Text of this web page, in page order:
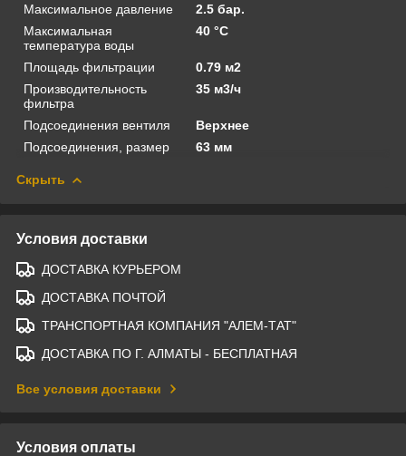
Максимальное давление
2.5 бар.
Максимальная
температура воды
40 °C
Площадь фильтрации
0.79 м2
Производительность
фильтра
35 м3/ч
Подсоединения вентиля
Верхнее
Подсоединения, размер
63 мм
Скрыть
Условия доставки
ДОСТАВКА КУРЬЕРОМ
ДОСТАВКА ПОЧТОЙ
ТРАНСПОРТНАЯ КОМПАНИЯ "АЛЕМ-ТАТ"
ДОСТАВКА ПО Г. АЛМАТЫ - БЕСПЛАТНАЯ
Все условия доставки
Условия оплаты